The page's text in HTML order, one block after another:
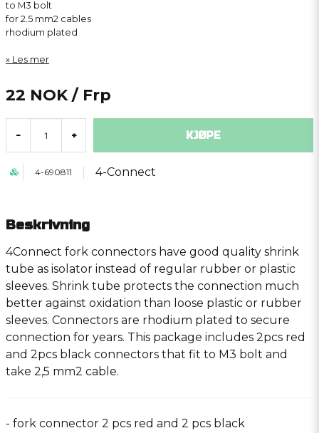
to M3 bolt
for 2.5 mm2 cables
rhodium plated
Les mer
22 NOK / Frp
- + KJØPE
4-690811 4-Connect
Beskrivning
4Connect fork connectors have good quality shrink
tube as isolator instead of regular rubber or plastic
sleeves. Shrink tube protects the connection much
better against oxidation than loose plastic or rubber
sleeves. Connectors are rhodium plated to secure
connection for years. This package includes 2pcs red
and 2pcs black connectors that fit to M3 bolt and
take 2,5 mm2 cable.
- fork connector 2 pcs red and 2 pcs black